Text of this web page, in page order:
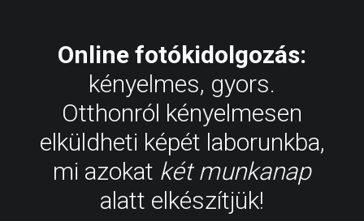
Online fotókidolgozás:
kényelmes, gyors.
Otthonról kényelmesen
elküldheti képét laborunkba,
mi azokat két munkanap
alatt elkészítjük!